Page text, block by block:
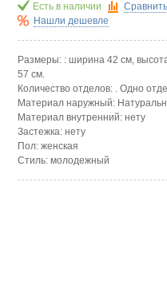
Есть в наличии Сравнить
Нашли дешевле
Размеры: : ширина 42 см,
57 см.
Количество отделов: . Одно
Материал наружный:
Материал внутренний: нету
Застежка: нету
Пол: женская
Стиль: молодежный